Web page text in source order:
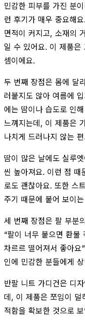
민감한 피부를 가진 분
런 후기가 매우 중요해
면적이 커지고, 소재의
일 수 있어요. 이 제품은
셈이에요.
두 번째 장점은 몸에 달
러붙지도 않아 여름에
에는 땀이나 습도로 인
느껴지는데, 이 제품은
나치게 드러나지 않는
땀이 많은 날에도 실루
씬 높아져요. 이런 점 때
로도 괜찮아요. 또한 스
주기 때문에 붙어 보이
세 번째 장점은 팔 부분
“팔이 너무 붙으면 환불
차르르 떨어져서 좋아
인에 민감한 분들에게
반팔 니트 가디건은 디
데, 이 제품은 쪼임이 덜
적함을 확보한 것으로